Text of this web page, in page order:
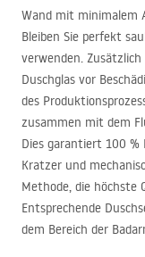
Wand mit minimalem
Bleiben Sie perfekt
verwenden.
Duschglas vor
des
zusammen mit dem
Dies garantiert 100
Kratzer und
Methode, die höchste
Entsprechende
dem Bereich der